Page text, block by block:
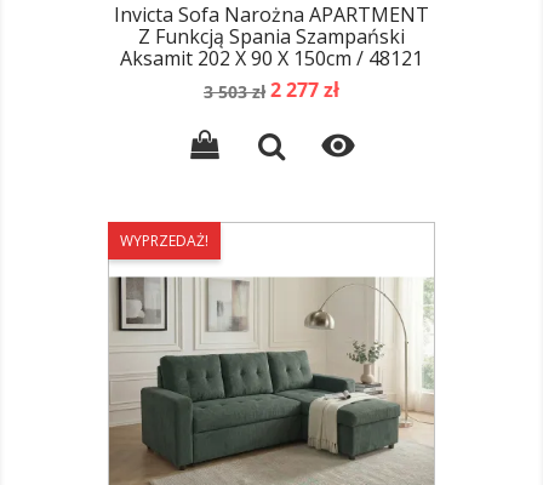
Invicta Sofa Narożna APARTMENT
Z Funkcją Spania Szampański
Aksamit 202 X 90 X 150cm / 48121
Cena
3 503 zł Cena
2 277 zł

WYPRZEDAŻ!